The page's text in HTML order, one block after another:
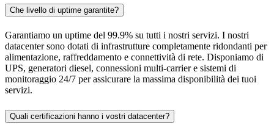
Che livello di uptime garantite?
Garantiamo un uptime del 99.9% su tutti i nostri servizi. I nostri
datacenter sono dotati di infrastrutture completamente ridondanti per
alimentazione, raffreddamento e connettività di rete. Disponiamo di
UPS, generatori diesel, connessioni multi-carrier e sistemi di
monitoraggio 24/7 per assicurare la massima disponibilità dei tuoi
servizi.
Quali certificazioni hanno i vostri datacenter?